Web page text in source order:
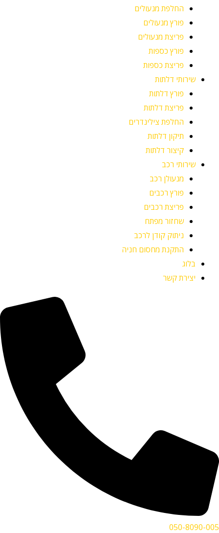
החלפת מנעולים
פורץ מנעולים
פריצת מנעולים
פורץ כספות
פריצת כספות
שירותי דלתות
פורץ דלתות
פריצת דלתות
החלפת צילינדרים
תיקון דלתות
קיצור דלתות
שירותי רכב
מנעולן רכב
פורץ רכבים
פריצת רכבים
שחזור מפתח
ניתוק קודן לרכב
התקנת מחסום חניה
בלוג
יצירת קשר
050-8090-005